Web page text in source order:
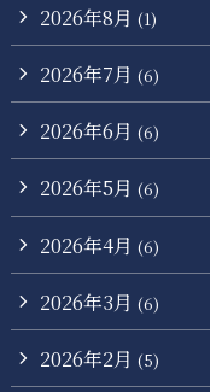
2026年8月 (1)
2026年7月 (6)
2026年6月 (6)
2026年5月 (6)
2026年4月 (6)
2026年3月 (6)
2026年2月 (5)